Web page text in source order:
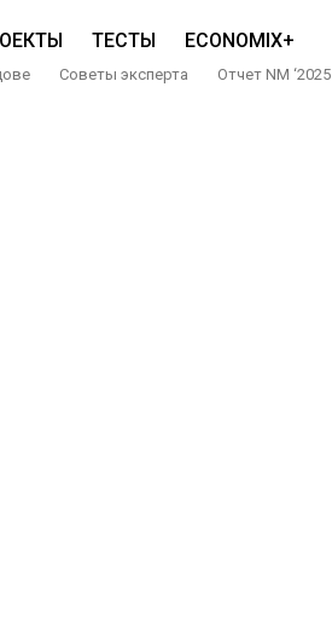
ТЕСТЫ ECONOMIX+
Советы эксперта Отчет NM ‘2025